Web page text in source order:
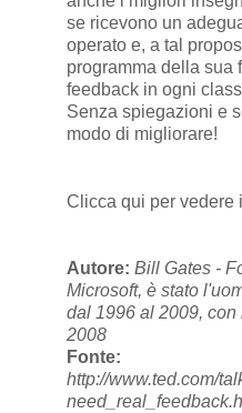
se ricevono un
operato e, a tal
programma della sua
feedback in ogni
Senza spiegazioni e
modo di migliorare!
Clicca qui per vedere
Autore: Bill Gates -
Microsoft, è stato
dal 1996 al 2009,
2008
Fonte:
http://www.ted.com/